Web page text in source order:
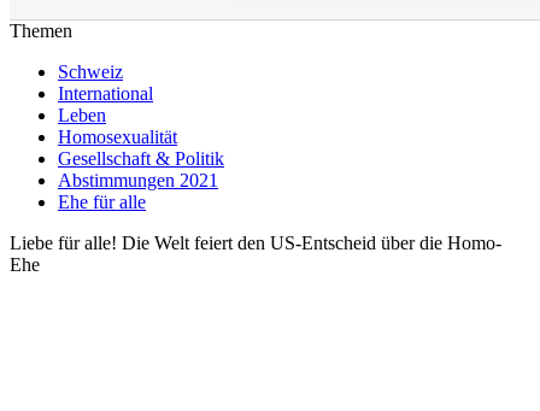
Themen
Schweiz
International
Leben
Homosexualität
Gesellschaft & Politik
Abstimmungen 2021
Ehe für alle
Liebe für alle! Die Welt feiert den US-Entscheid über die Homo-
Ehe